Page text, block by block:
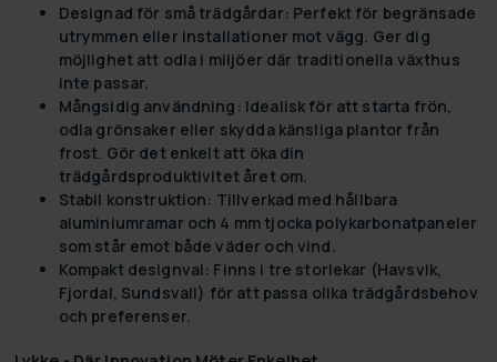
Designad för små trädgårdar: Perfekt för begränsade
utrymmen eller installationer mot vägg. Ger dig
möjlighet att odla i miljöer där traditionella växthus
inte passar.
Mångsidig användning: Idealisk för att starta frön,
odla grönsaker eller skydda känsliga plantor från
frost. Gör det enkelt att öka din
trädgårdsproduktivitet året om.
Stabil konstruktion: Tillverkad med hållbara
aluminiumramar och 4 mm tjocka polykarbonatpaneler
som står emot både väder och vind.
Kompakt designval: Finns i tre storlekar (Havsvik,
Fjordal, Sundsvall) för att passa olika trädgårdsbehov
och preferenser.